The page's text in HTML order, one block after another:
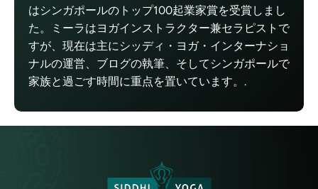
はシンガポールのトップ100起業家賞を受賞しまし
た。ミーラはヨガインストラクター兼セラピストで
すが、現在は主にシッディ・ヨガ・インターナショ
ナルの運営、ブログの執筆、そしてシンガポールで
家族と過ごす時間に重点を置いています。.